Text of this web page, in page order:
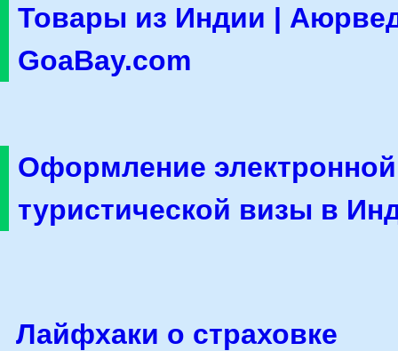
Товары из Индии |
GoaBay.com
Оформление электронной
туристической визы в
Лайфхаки о страховке